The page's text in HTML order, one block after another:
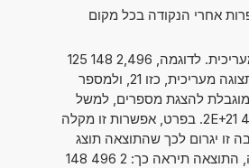
אחרי הנקודה בכל מקום
אם סימנתם את "מספרים בסימון מדעי", התשובה תופיע כמעריכית. לדוגמה, 2,496 148 125
. כאשר הנתון מוצג בצורה זו, המספר יפולח לתצוגה מעריכית, כזו 21, ולמספר
עם אפשרות מוגבלת להצגת מספרים, למשל
מחשבוני כיס, ניתן גם להציג מספרים כ- 2,496 148 125 433 2E+21. בפרט, אפשרות זו מקלה
זו יגרום לכך שהתוצאה תוצג
בדרך המקובלת של כתיבת מספרים. עבור הדוגמה שלמעלה, התוצאה תיראה כך: 2 496 148